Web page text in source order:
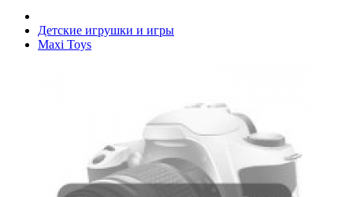
Детские игрушки и игры
Maxi Toys